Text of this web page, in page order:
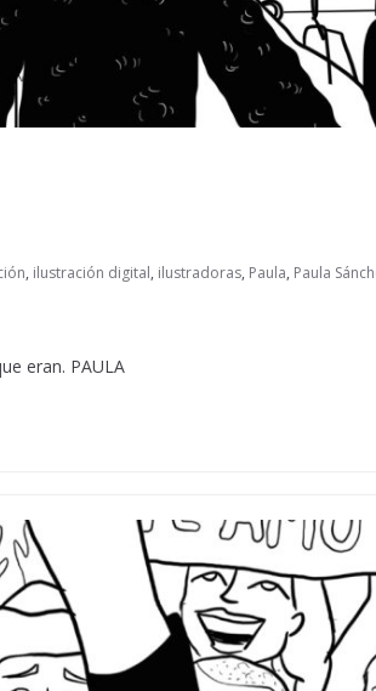
, ilustración digital, ilustradoras, Paula, Paula
eran. PAULA